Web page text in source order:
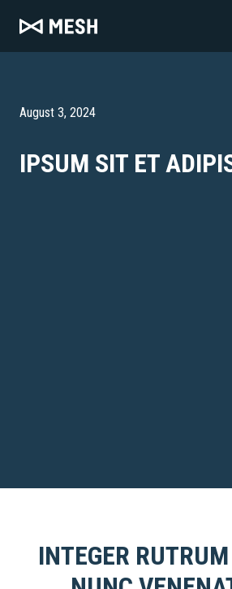
August 3, 2024
IPSUM SIT ET
INTEGER